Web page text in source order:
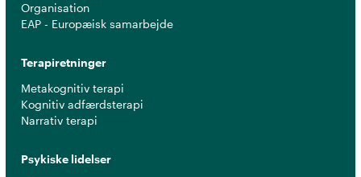
Organisation
EAP - Europæisk samarbejde
Terapiretninger
Metakognitiv terapi
Kognitiv adfærdsterapi
Narrativ terapi
Psykiske lidelser